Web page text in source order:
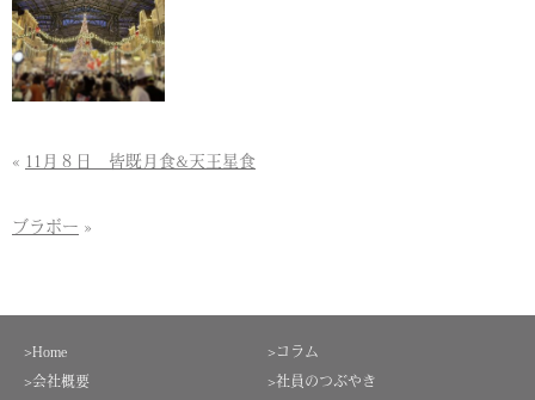
« 11月８日 皆既月食&天王星食
ブラボー »
>コラム
>社員のつぶやき
>Home
>会社概要